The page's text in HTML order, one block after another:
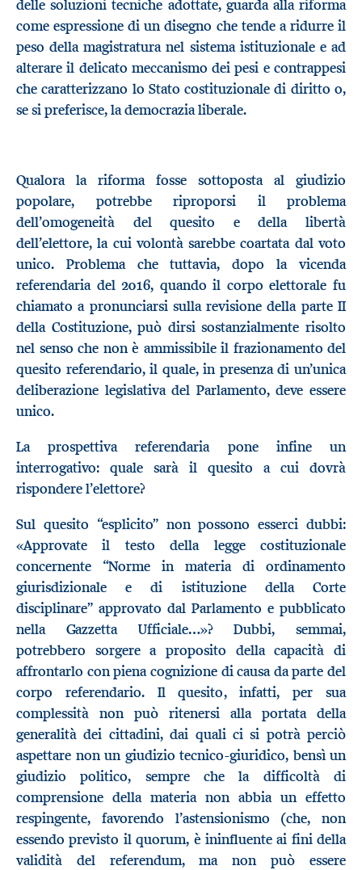
delle soluzioni tecniche adottate, guarda alla riforma
come espressione di un disegno che tende a ridurre il
peso della magistratura nel sistema istituzionale e ad
alterare il delicato meccanismo dei pesi e contrappesi
che caratterizzano lo Stato costituzionale di diritto o,
se si preferisce, la democrazia liberale.
Qualora la riforma fosse sottoposta al giudizio
popolare, potrebbe riproporsi il problema
dell’omogeneità del quesito e della libertà
dell’elettore, la cui volontà sarebbe coartata dal voto
unico. Problema che tuttavia, dopo la vicenda
referendaria del 2016, quando il corpo elettorale fu
chiamato a pronunciarsi sulla revisione della parte II
della Costituzione, può dirsi sostanzialmente risolto
nel senso che non è ammissibile il frazionamento del
quesito referendario, il quale, in presenza di un’unica
deliberazione legislativa del Parlamento, deve essere
unico.
La prospettiva referendaria pone infine un
interrogativo: quale sarà il quesito a cui dovrà
rispondere l’elettore?
Sul quesito “esplicito” non possono esserci dubbi:
«Approvate il testo della legge costituzionale
concernente “Norme in materia di ordinamento
giurisdizionale e di istituzione della Corte
disciplinare” approvato dal Parlamento e pubblicato
nella Gazzetta Ufficiale…»? Dubbi, semmai,
potrebbero sorgere a proposito della capacità di
affrontarlo con piena cognizione di causa da parte del
corpo referendario. Il quesito, infatti, per sua
complessità non può ritenersi alla portata della
generalità dei cittadini, dai quali ci si potrà perciò
aspettare non un giudizio tecnico-giuridico, bensì un
giudizio politico, sempre che la difficoltà di
comprensione della materia non abbia un effetto
respingente, favorendo l’astensionismo (che, non
essendo previsto il quorum, è ininfluente ai fini della
validità del referendum, ma non può essere